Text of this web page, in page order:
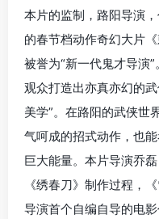
本片的监制，路阳导演
的春节档动作奇幻大片
被誉为“新一代鬼才导演
观众打造出亦真亦幻的
美学”。在路阳的武侠世
气呵成的招式动作，也
巨大能量。本片导演乔
《绣春刀》制作过程，
导演首个自编自导的电